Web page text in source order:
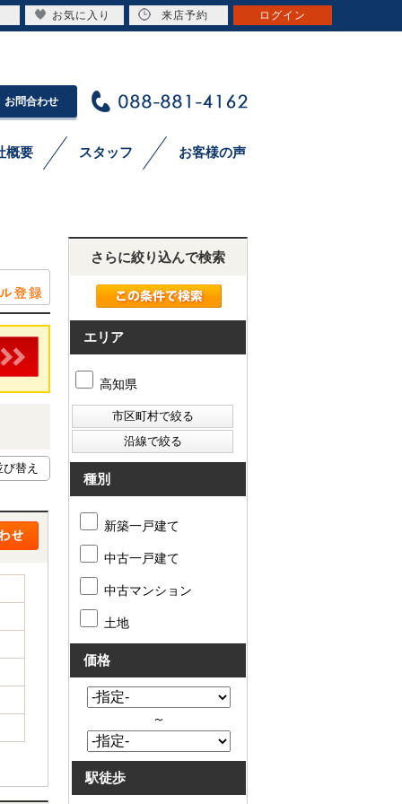
お問合わせ
概要 スタッフ お客様の声
さらに絞り込んで検索
エリア
高知県
種別
新築一戸建て
中古一戸建て
中古マンション
土地
価格
～
駅徒歩
お気に入り 来店予約 ログイン